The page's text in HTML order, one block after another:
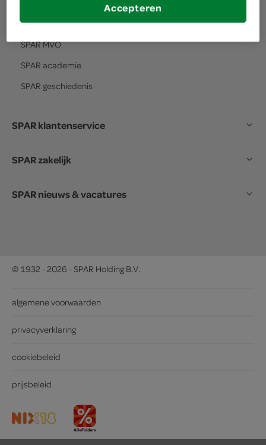
SPARformule
SPARMVO
SPAR academie
SPAR geschiedenis
SPAR klantenservice
SPAR zakelijk
SPAR nieuws & vacatures
© 1932 - 2026 - SPAR Holding B.V.
algemene voorwaarden
privacyverklaring
cookiebeleid
prijsbeleid
Accepteren